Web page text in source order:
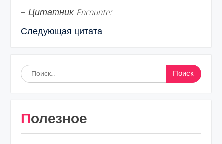
— Цитатник Encounter
Следующая цитата
Найти:
Полезное